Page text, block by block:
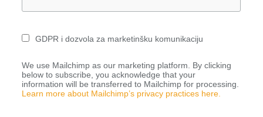
GDPR i dozvola za marketinšku komunikaciju
We use Mailchimp as our marketing platform. By clicking
below to subscribe, you acknowledge that your
information will be transferred to Mailchimp for processing.
Learn more about Mailchimp’s privacy practices here.